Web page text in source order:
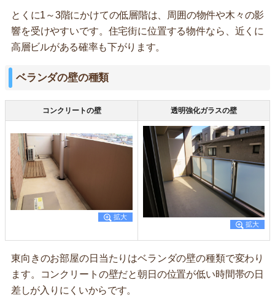
とくに1～3階にかけての低層階は、周囲の物件や木々の影
響を受けやすいです。住宅街に位置する物件なら、近くに
高層ビルがある確率も下がります。
ベランダの壁の種類
コンクリートの壁 透明強化ガラスの壁
東向きのお部屋の日当たりはベランダの壁の種類で変わり
ます。コンクリートの壁だと朝日の位置が低い時間帯の日
差しが入りにくいからです。